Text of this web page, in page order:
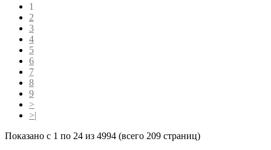
1
2
3
4
5
6
7
8
9
>
>|
Показано с 1 по 24 из 4994 (всего 209 страниц)